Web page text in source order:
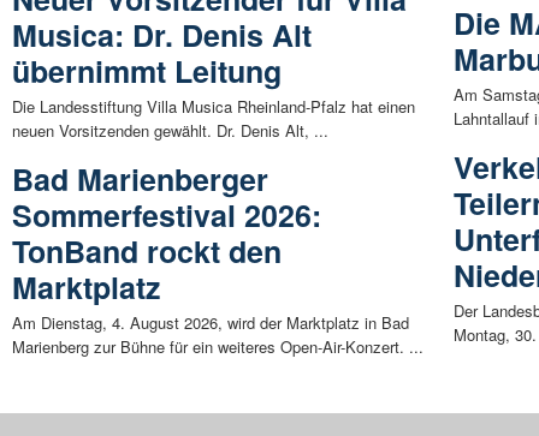
Musica: Dr. Denis Alt
übernimmt Leitung
Die Landesstiftung Villa Musica Rheinland-Pfalz hat einen
neuen Vorsitzenden gewählt. Dr. Denis Alt, ...
Bad Marienberger
Sommerfestival 2026:
TonBand rockt den
Marktplatz
Am Dienstag, 4. August 2026, wird der Marktplatz in Bad
Marienberg zur Bühne für ein weiteres Open-Air-Konzert. ...
Die
Am
Lahntallauf
Der
Montag,